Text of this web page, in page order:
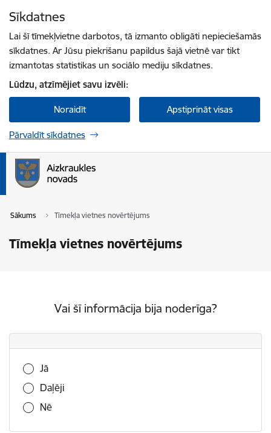
Sīkdatnes
Lai šī tīmekļvietne darbotos, tā izmanto obligāti nepieciešamās
sīkdatnes. Ar Jūsu piekrišanu papildus šajā vietnē var tikt
izmantotas statistikas un sociālo mediju sīkdatnes.
Lūdzu, atzīmējiet savu izvēli:
Noraidīt Apstiprināt visas
Pārvaldīt sīkdatnes
Sākums Tīmekļa vietnes novērtējums
Tīmekļa vietnes novērtējums
Vai šī informācija bija noderīga?
Vai šī informācija bija noderīga?
Jā
Daļēji
Nē